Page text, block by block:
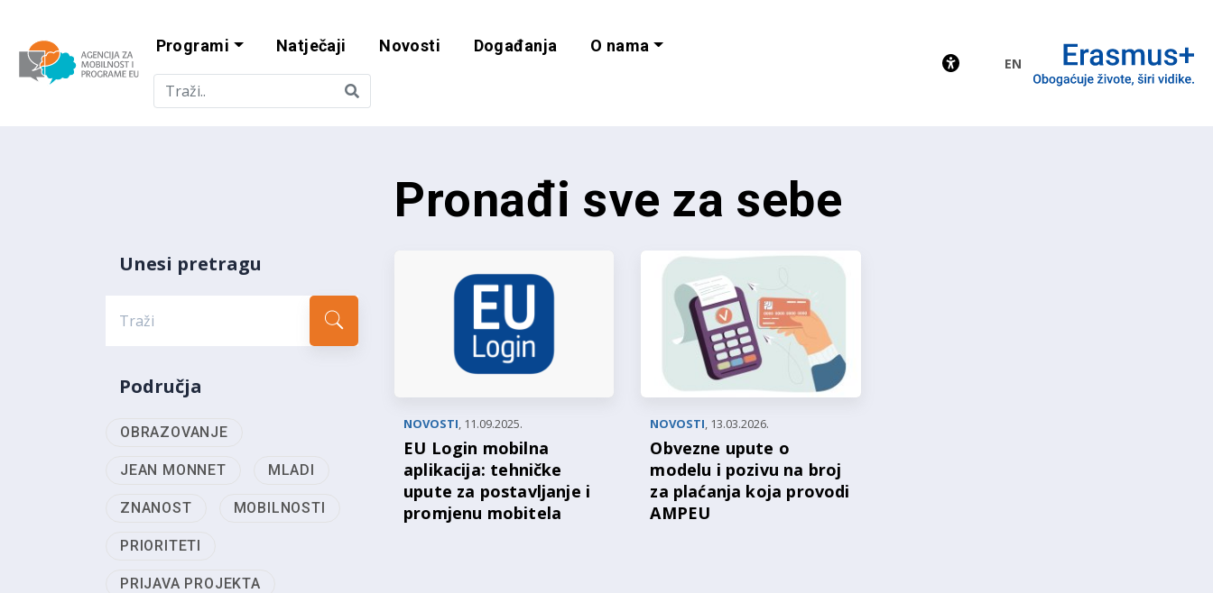
Agencija za mobilnost i programe EU
Programi Natječaji Novosti Događanja O nama
EN
Unesi pretragu
Područja
OBRAZOVANJE
JEAN MONNET MLADI
ZNANOST MOBILNOSTI
PRIORITETI
PRIJAVA PROJEKTA
Pronađi sve za sebe
NOVOSTI, 11.09.2025.
EU Login mobilna
aplikacija: tehničke
upute za postavljanje i
promjenu mobitela
NOVOSTI, 13.03.2026.
Obvezne upute o
modelu i pozivu na broj
za plaćanja koja provodi
AMPEU